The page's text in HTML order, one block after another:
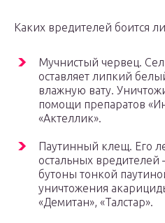
Каких вредителей боится
Мучнистый червец.
оставляет липкий
влажную вату.
помощи препаратов
«Актеллик».
Паутинный клещ. Его
остальных вредителей
бутоны тонкой
уничтожения
«Демитан», «Талстар».